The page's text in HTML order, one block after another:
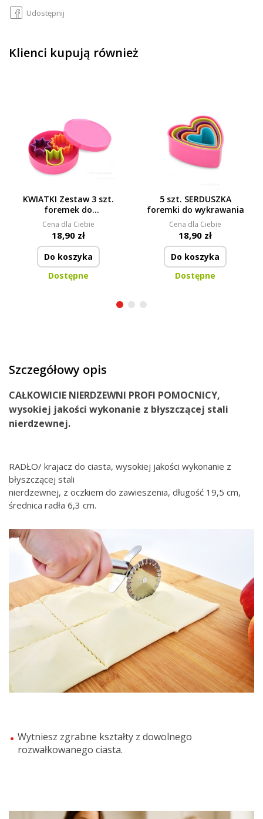
Udostępnij
Klienci kupują również
KWIATKI Zestaw 3 szt.
foremek do
wykrawania
Cena dla Ciebie
18,90 zł
Do koszyka
Dostępne
5 szt. SERDUSZKA
foremki do wykrawania
Cena dla Ciebie
18,90 zł
Do koszyka
Dostępne
Szczegółowy opis
CAŁKOWICIE NIERDZEWNI PROFI POMOCNICY,
wysokiej jakości wykonanie z błyszczącej stali
nierdzewnej.
RADŁO/ krajacz do ciasta, wysokiej jakości wykonanie z
błyszczącej stali
nierdzewnej, z oczkiem do zawieszenia, długość 19,5 cm,
średnica radła 6,3 cm.
Wytniesz zgrabne kształty z dowolnego
rozwałkowanego ciasta.